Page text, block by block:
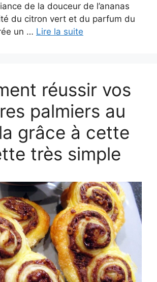
de la douceur de l’ananas
du citron vert et du parfum du
un … Lire la suite
réussir vos
palmiers au
grâce à cette
très simple